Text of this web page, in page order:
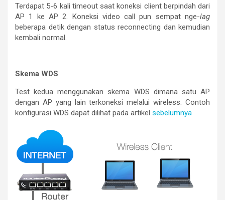
Terdapat 5-6 kali timeout saat koneksi client berpindah dari
AP 1 ke AP 2. Koneksi video call pun sempat nge-lag
beberapa detik dengan status reconnecting dan kemudian
kembali normal.
Skema WDS
Test kedua menggunakan skema WDS dimana satu AP
dengan AP yang lain terkoneksi melalui wireless. Contoh
konfigurasi WDS dapat dilihat pada artikel sebelumnya